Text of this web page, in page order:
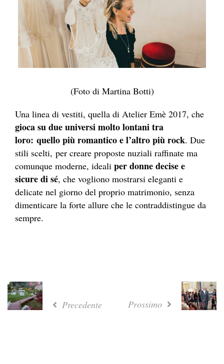
(Foto di Martina Botti)
Una linea di vestiti, quella di Atelier Emè 2017, che
gioca su due universi molto lontani tra
loro: quello più romantico e l’altro più rock. Due
stili scelti, per creare proposte nuziali raffinate ma
comunque moderne, ideali per donne decise e
sicure di sé, che vogliono mostrarsi eleganti e
delicate nel giorno del proprio matrimonio, senza
dimenticare la forte allure che le contraddistingue da
sempre.
Precedente Prossimo